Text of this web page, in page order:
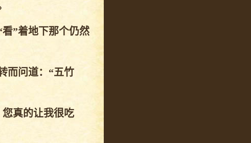
”着地下那个仍然
而问道：“五竹
真的让我很吃